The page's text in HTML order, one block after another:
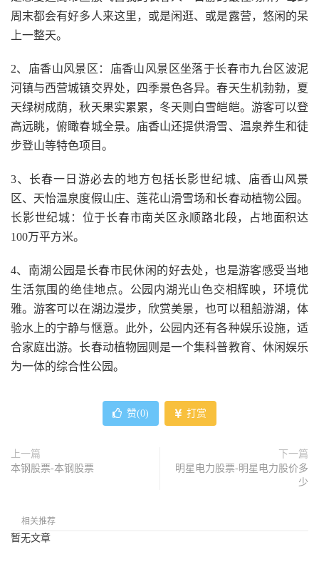
周末都会有好多人来这里，或是闲逛、或是露营，悠闲的呆
上一整天。
2、庙香山风景区：庙香山风景区坐落于长春市九台区波泥
河镇与西营城镇交界处，四季景色各异。春天生机勃勃，夏
天绿树成荫，秋天果实累累，冬天则白雪皑皑。游客可以登
高远眺，俯瞰春城全景。庙香山还提供滑雪、温泉养生和徒
步登山等特色项目。
3、长春一日游必去的地方包括长影世纪城、庙香山风景
区、天怡温泉度假山庄、莲花山滑雪场和长春动植物公园。
长影世纪城：位于长春市南关区永顺路北段，占地面积达
100万平方米。
4、南湖公园是长春市民休闲的好去处，也是游客感受当地
生活氛围的绝佳地点。公园内湖光山色交相辉映，环境优
雅。游客可以在湖边漫步，欣赏美景，也可以租船游湖，体
验水上的宁静与惬意。此外，公园内还有各种娱乐设施，适
合家庭出游。长春动植物园则是一个集科普教育、休闲娱乐
为一体的综合性公园。
赞(0) 打赏
上一篇
本钢股票-本钢股票
下一篇
明星电力股票-明星电力股价多
少
相关推荐
暂无文章